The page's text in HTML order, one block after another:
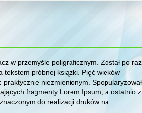
w przemyśle poligraficznym. Został po raz
tekstem próbnej książki. Pięć wieków
niezmienionym. Spopularyzował
fragmenty Lorem Ipsum, a ostatnio z
do realizacji druków na